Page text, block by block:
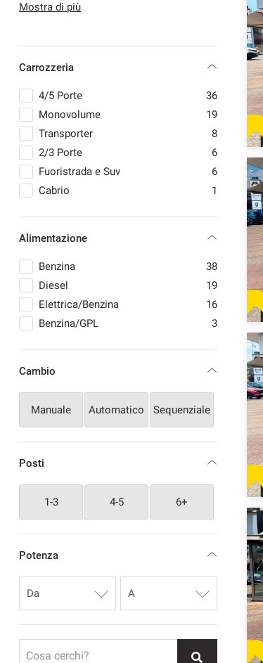
LANCIA
MINI
4
NISSAN
3
OPEL
1
PEUGEOT
6
RENAULT
4
SKODA
1
SSANGYONG
1
VOLKSWAGEN
7
Mostra di più
Carrozzeria
4/5 Porte
36
Monovolume
19
Transporter
8
2/3 Porte
6
Fuoristrada e Suv
6
Cabrio
1
Alimentazione
Benzina
38
Diesel
19
Elettrica/Benzina
16
Benzina/GPL
3
Cambio
Manuale Automatico Sequenziale
Posti
1-3 4-5 6+
Potenza
Cosa cerchi?